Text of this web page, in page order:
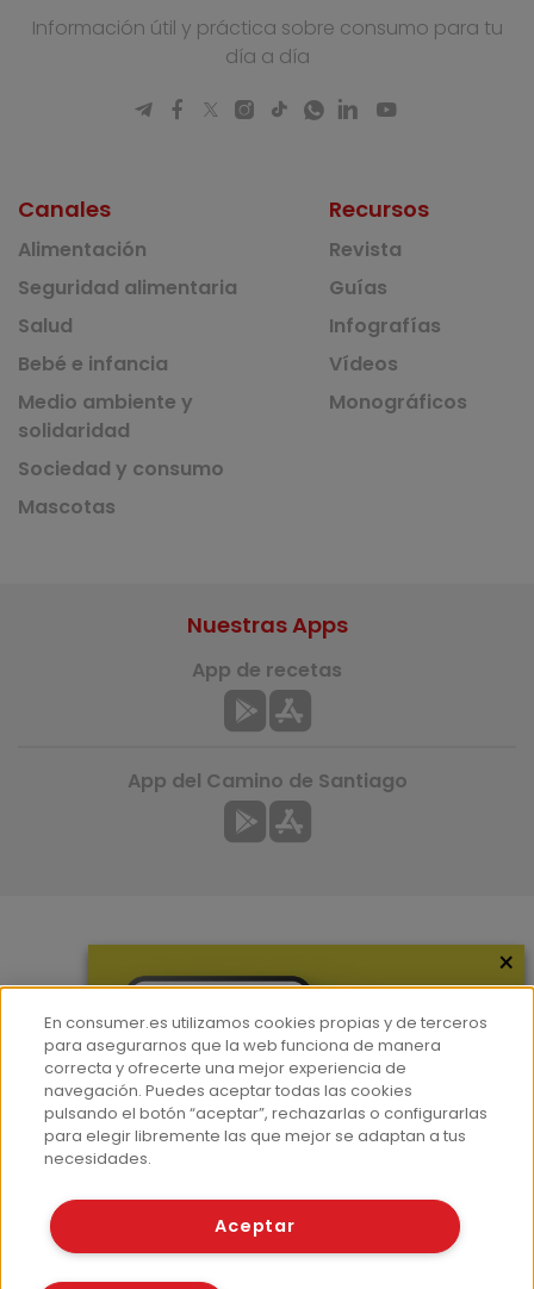
Información útil y práctica sobre consumo para tu
día a día
Canales
Alimentación
Seguridad alimentaria
Salud
Bebé e infancia
Medio ambiente y
solidaridad
Sociedad y consumo
Mascotas
Recursos
Revista
Guías
Infografías
Vídeos
Monográficos
Hemeroteca
Contacto
Prensa
Corpus Lingüístico Consumer
Nuestras Apps
App de recetas
App del Camino de Santiago
© Fundación EROSKI
Políticas de cookies
×
En consumer.es utilizamos cookies propias y de terceros
para asegurarnos que la web funciona de manera
correcta y ofrecerte una mejor experiencia de
navegación. Puedes aceptar todas las cookies
pulsando el botón “aceptar”, rechazarlas o configurarlas
para elegir libremente las que mejor se adaptan a tus
necesidades.
Aceptar